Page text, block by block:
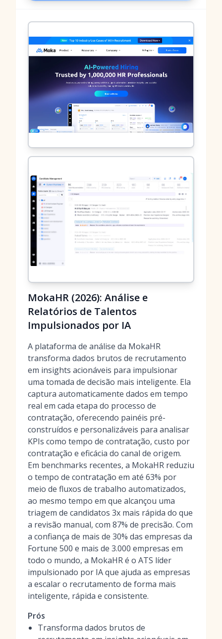
MokaHR (2026): Análise e
Relatórios de Talentos
Impulsionados por IA
A plataforma de análise da MokaHR
transforma dados brutos de recrutamento
em insights acionáveis para impulsionar
uma tomada de decisão mais inteligente. Ela
captura automaticamente dados em tempo
real em cada etapa do processo de
contratação, oferecendo painéis pré-
construídos e personalizáveis para analisar
KPIs como tempo de contratação, custo por
contratação e eficácia do canal de origem.
Em benchmarks recentes, a MokaHR reduziu
o tempo de contratação em até 63% por
meio de fluxos de trabalho automatizados,
ao mesmo tempo em que alcançou uma
triagem de candidatos 3x mais rápida do que
a revisão manual, com 87% de precisão. Com
a confiança de mais de 30% das empresas da
Fortune 500 e mais de 3.000 empresas em
todo o mundo, a MokaHR é o ATS líder
impulsionado por IA que ajuda as empresas
a escalar o recrutamento de forma mais
inteligente, rápida e consistente.
Prós
Transforma dados brutos de